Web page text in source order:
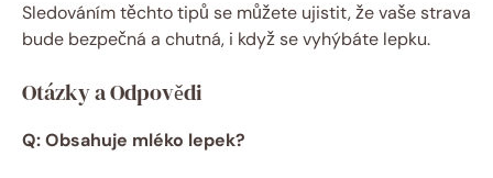
Sledováním těchto tipů se můžete ujistit, že vaše strava
bude bezpečná a chutná, i když se vyhýbáte lepku.
Otázky a Odpovědi
Q: Obsahuje mléko lepek?